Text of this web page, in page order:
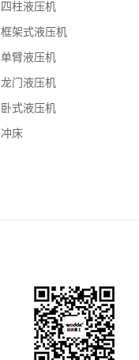
四柱液压机
框架式液压机
单臂液压机
龙门液压机
卧式液压机
冲床